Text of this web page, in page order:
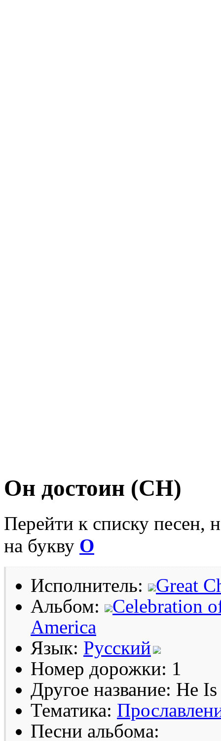
Он достоин (СН)
Перейти к списку песен,
на букву О
Исполнитель:
Great
Альбом:
Celebration
America
Язык: Русский
Номер дорожки: 1
Другое название: He
Тематика:
Песни альбома: